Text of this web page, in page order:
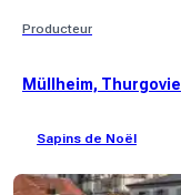
Producteur
Müllheim, Thurgovie
Sapins de Noël